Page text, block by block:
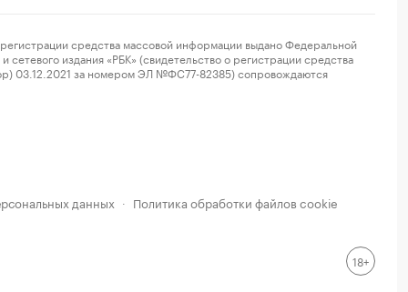
средства массовой информации выдано Федеральной
издания «РБК» (свидетельство о регистрации средства
03.12.2021 за номером ЭЛ №ФС77-82385) сопровождаются
данных · Политика обработки файлов cookie
18+